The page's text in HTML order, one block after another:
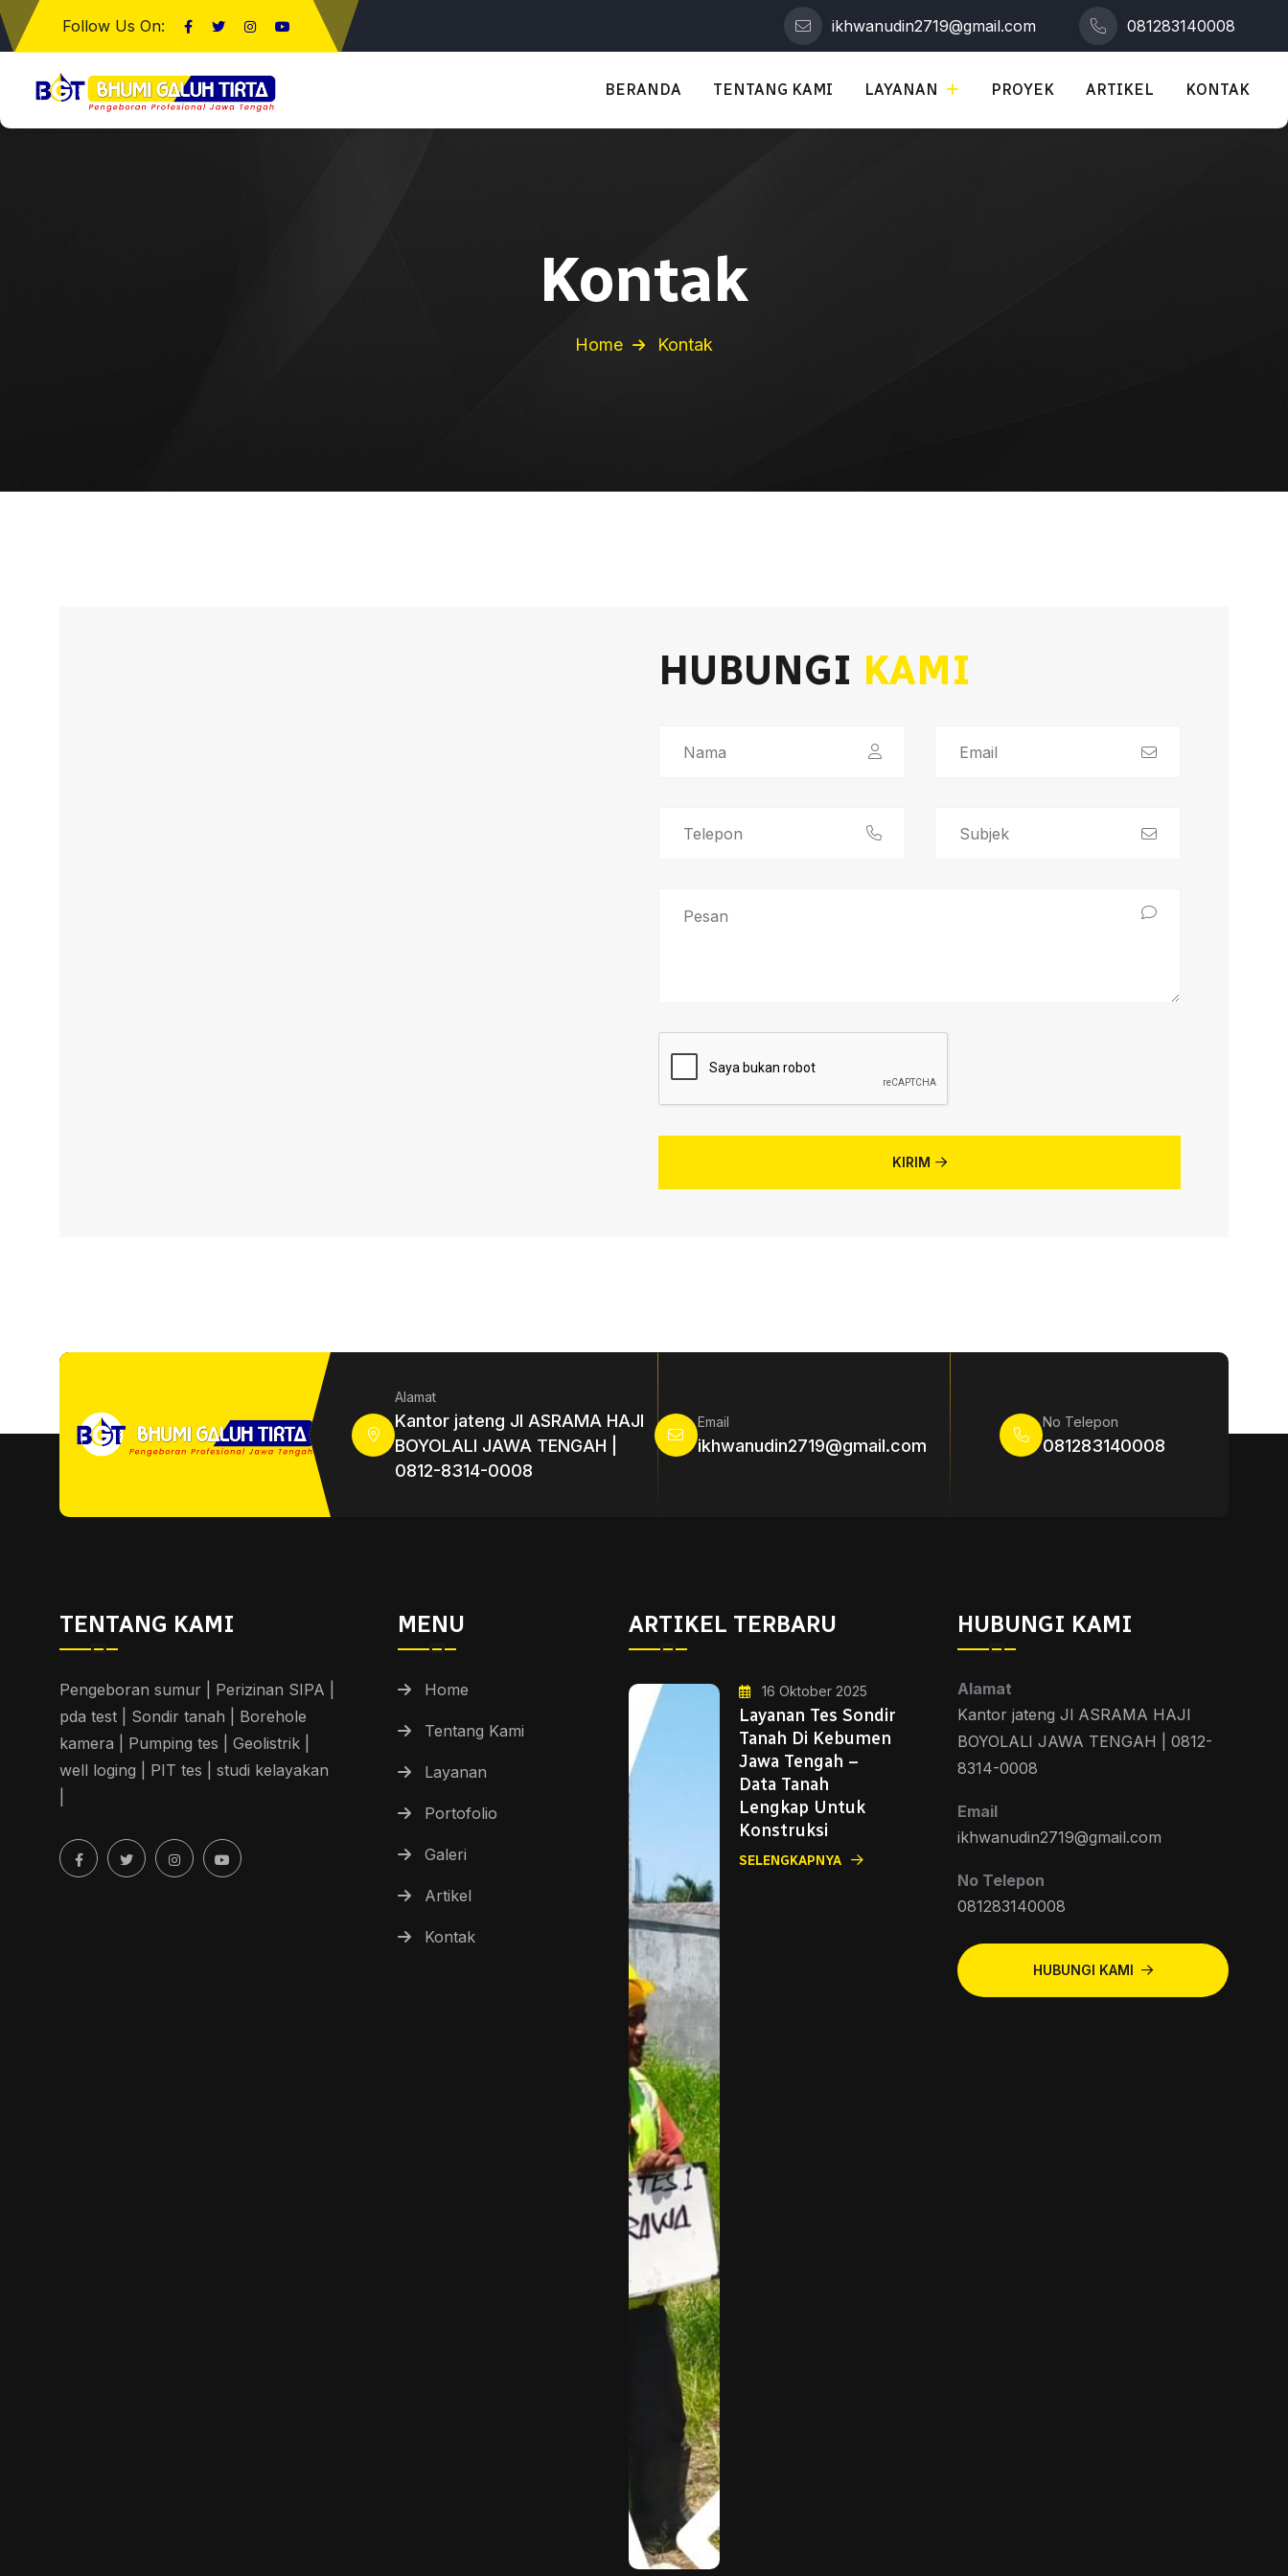
Follow Us On: ikhwanudin2719@gmail.com 081283140008
BERANDA TENTANG KAMI LAYANAN PROYEK ARTIKEL KONTAK
Kontak
Home Kontak
HUBUNGI KAMI
KIRIM
Alamat
Kantor jateng Jl ASRAMA HAJI
BOYOLALI JAWA TENGAH |
0812-8314-0008
Email
ikhwanudin2719@gmail.com
No Telepon
081283140008
TENTANG KAMI
Pengeboran sumur | Perizinan SIPA |
pda test | Sondir tanah | Borehole
kamera | Pumping tes | Geolistrik |
well loging | PIT tes | studi kelayakan
MENU
Home
Tentang Kami
Layanan
Portofolio
Galeri
Artikel
Kontak
ARTIKEL TERBARU
16 Oktober 2025
Layanan Tes Sondir
Tanah Di Kebumen
Jawa Tengah –
Data Tanah
Lengkap Untuk
Konstruksi
SELENGKAPNYA
HUBUNGI KAMI
Alamat
Kantor jateng Jl ASRAMA HAJI
BOYOLALI JAWA TENGAH | 0812-
8314-0008
Email
ikhwanudin2719@gmail.com
No Telepon
081283140008
HUBUNGI KAMI